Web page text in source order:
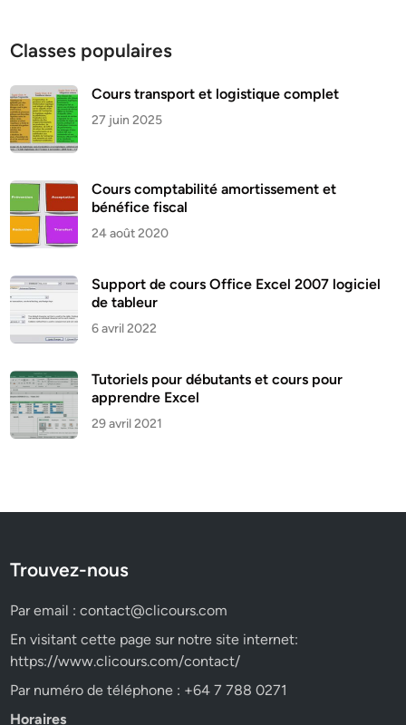
Classes populaires
Cours transport et logistique complet
27 juin 2025
Cours comptabilité amortissement et
bénéfice fiscal
24 août 2020
Support de cours Office Excel 2007 logiciel
de tableur
6 avril 2022
Tutoriels pour débutants et cours pour
apprendre Excel
29 avril 2021
Trouvez-nous
Par email :contact@clicours.com
En visitant cette page sur notre site internet:
https://www.clicours.com/contact/
Par numéro de téléphone : +64 7 788 0271
Horaires